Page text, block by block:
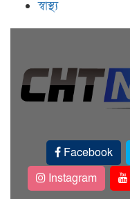
স্বাস্থ্য
Facebook
Instagram